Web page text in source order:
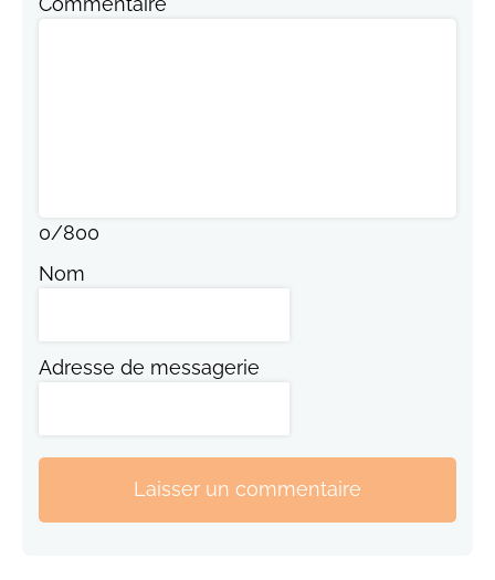
0/800
Nom
Adresse de messagerie
Laisser un commentaire